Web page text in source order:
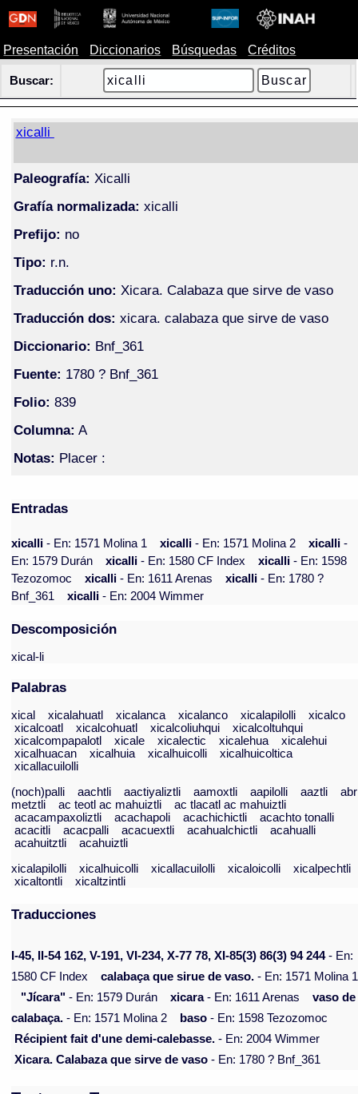
Presentación Diccionarios Búsquedas Créditos
Buscar:
xicalli
Paleografía: Xicalli
Grafía normalizada: xicalli
Prefijo: no
Tipo: r.n.
Traducción uno: Xicara. Calabaza que sirve de vaso
Traducción dos: xicara. calabaza que sirve de vaso
Diccionario: Bnf_361
Fuente: 1780 ? Bnf_361
Folio: 839
Columna: A
Notas: Placer :
Entradas
xicalli- En: 1571 Molina 1 xicalli- En: 1571 Molina 2 xicalli-
En: 1579 Durán
xicalli- En: 1580 CF Index xicalli- En: 1598
Tezozomoc
xicalli- En: 1611 Arenas xicalli- En: 1780 ?
Bnf_361
xicalli- En: 2004 Wimmer
Descomposición
xical-li
Palabras
xical xicalahuatl xicalanca xicalanco xicalapilolli
xicalco
xicalcoatl
xicalcohuatl xicalcoliuhqui
xicalcoltuhqui
xicalcompapalotl
xicale xicalectic xicalehua
xicalehui
xicalhuacan
xicalhuia xicalhuicolli
xicalhuicoltica
xicallacuilolli
(noch)palli
aachtli aactiyaliztli aamoxtli aapilolli aaztli
metztli
ac teotl ac mahuiztli
ac tlacatl ac mahuiztli
acacampaxoliztli
acachapoli acachichictli
acachto tonalli
acacitli
acacpalli acacuextli acahualchictli
acahualli
acahuitztli
acahuiztli
xicalapilolli
xicalhuicolli xicallacuilolli xicaloicolli
xicalpechtli
xicaltontli
xicaltzintli
Traducciones
I-45, II-54 162, V-191, VI-234, X-77 78, XI-85(3) 86(3) 94 244- En:
1580 CF Index
calabaça que sirue de vaso. - En: 1571 Molina 1
"Jícara" - En: 1579 Durán xicara- En: 1611 Arenas
vaso de
calabaça. - En: 1571 Molina 2 baso - En: 1598 Tezozomoc
Récipient fait d'une demi-calebasse. - En: 2004 Wimmer
Xicara. Calabaza que sirve de vaso - En: 1780 ? Bnf_361